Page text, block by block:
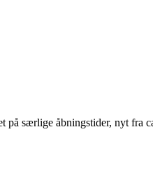
særlige åbningstider, nyt fra